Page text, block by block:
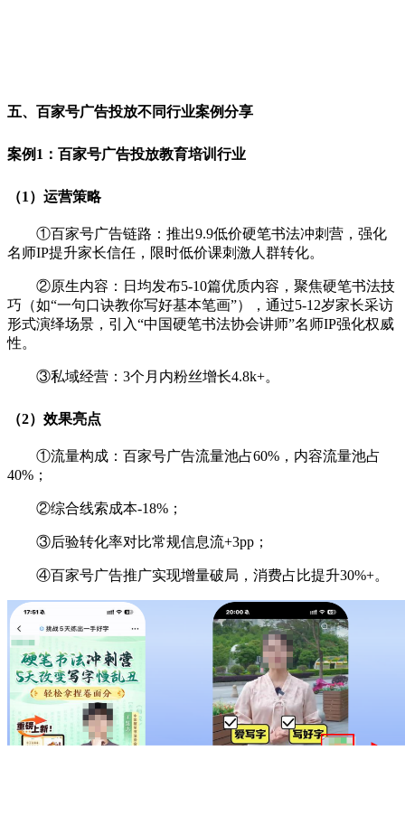
五、百家号广告投放不同行业案例分享
案例1： 百家号广告投放教育培训行业
（1）运营策略
①百家号广告链路：推出9.9低价硬笔书法冲刺营，强化
名师IP提升家长信任，限时低价课刺激人群转化。
②原生内容：日均发布5-10篇优质内容，聚焦硬笔书法技
巧（如“一句口诀教你写好基本笔画”），通过5-12岁家长采访
形式演绎场景，引入“中国硬笔书法协会讲师”名师IP强化权威
性。
③私域经营：3个月内粉丝增长4.8k+。
（2）效果亮点
①流量构成：百家号广告流量池占60%，内容流量池占
40%；
②综合线索成本-18%；
③后验转化率对比常规信息流+3pp；
④百家号广告推广实现增量破局，消费占比提升30%+。